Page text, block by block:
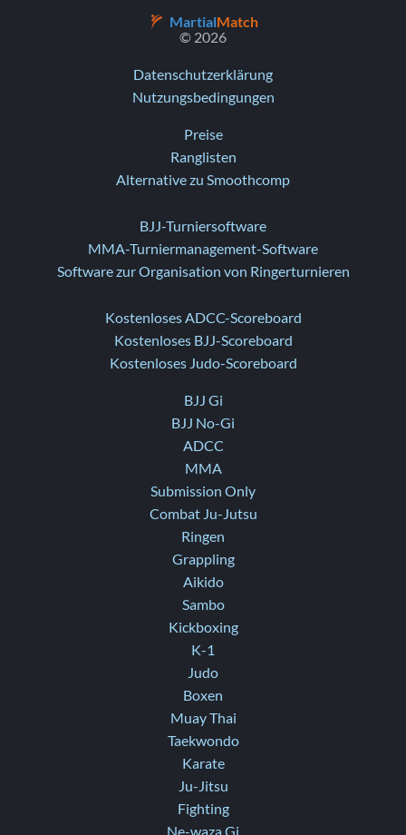
MartialMatch
© 2026
Datenschutzerklärung
Nutzungsbedingungen
Preise
Ranglisten
Alternative zu Smoothcomp
BJJ-Turniersoftware
MMA-Turniermanagement-Software
Software zur Organisation von Ringerturnieren
Kostenloses ADCC-Scoreboard
Kostenloses BJJ-Scoreboard
Kostenloses Judo-Scoreboard
BJJ Gi
BJJ No-Gi
ADCC
MMA
Submission Only
Combat Ju-Jutsu
Ringen
Grappling
Aikido
Sambo
Kickboxing
K-1
Judo
Boxen
Muay Thai
Taekwondo
Karate
Ju-Jitsu
Fighting
Ne-waza Gi